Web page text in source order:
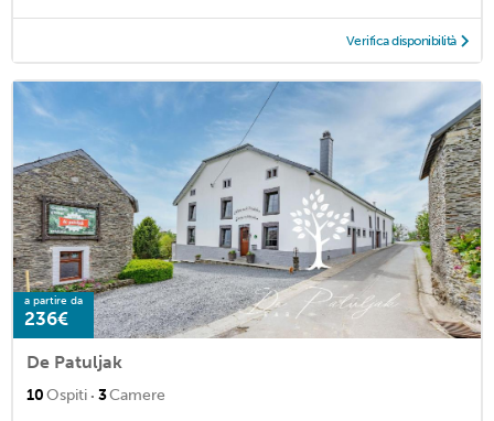
Verifica disponibilità
a partire da
236€
De Patuljak
10Ospiti · 3Camere